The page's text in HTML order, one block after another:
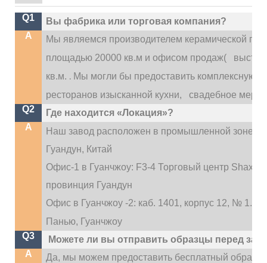
Q1
Вы фабрика или торговая компания?
A
Мы являемся производителем керамической
площадью 20000 кв.м и офисом продаж(
кв.м. . Мы могли бы предоставить комплексную
ресторанов изысканной кухни,
свадебное
Q2
Где находится «Локация»?
A
Наш завод расположен в промышленной зоне
Гуандун, Китай
Офис-1 в Гуанчжоу: F3-4 Торговый центр Shaxi
провинция Гуандун
Офис в Гуанчжоу -2: каб. 1401, корпус 12, № 1.
Панью, Гуанчжоу
Q3
Можете ли вы отправить образцы перед
A
Да, мы можем предоставить бесплатный